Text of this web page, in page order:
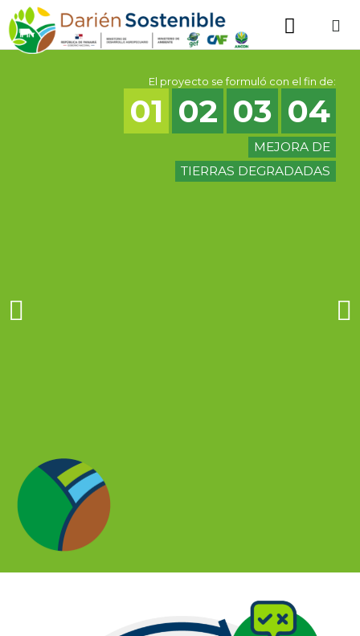
El proyecto se formuló con el fin de:
04
03
02
01
MEJORA DE
TIERRAS DEGRADADAS